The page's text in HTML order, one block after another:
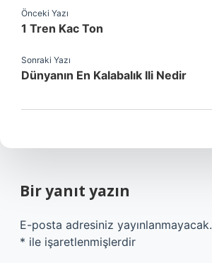
Önceki Yazı
1 Tren Kac Ton
Sonraki Yazı
Dünyanın En Kalabalık Ili Nedir
Bir yanıt yazın
E-posta adresiniz yayınlanmayacak.
* ile işaretlenmişlerdir